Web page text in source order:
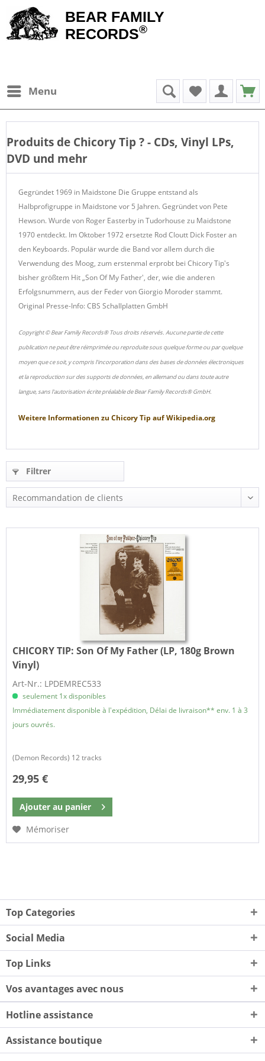
BEAR FAMILY
RECORDS®
Menu
Produits de Chicory Tip? - CDs, Vinyl LPs,
DVD und mehr
Gegründet 1969 in Maidstone Die Gruppe entstand als
Halbprofigruppe in Maidstone vor 5 Jahren. Gegründet von Pete
Hewson. Wurde von Roger Easterby in Tudorhouse zu Maidstone
1970 entdeckt. Im Oktober 1972 ersetzte Rod Cloutt Dick Foster an
den Keyboards. Populär wurde die Band vor allem durch die
Verwendung des Moog, zum erstenmal erprobt bei Chicory Tip's
bisher größtem Hit „Son Of My Father', der, wie die anderen
Erfolgsnummern, aus der Feder von Giorgio Moroder stammt.
Original Presse-Info: CBS Schallplatten GmbH
Copyright © Bear Family Records® Tous droits réservés. Aucune partie de cette
publication ne peut être réimprimée ou reproduite sous quelque forme ou par quelque
moyen que ce soit, y compris l'incorporation dans des bases de données électroniques
et la reproduction sur des supports de données, en allemand ou dans toute autre
langue, sans l'autorisation écrite préalable de Bear Family Records® GmbH.
Weitere Informationen zu Chicory Tip aufWikipedia.org
Filtrer
CHICORY TIP: Son Of My Father (LP, 180g Brown
Vinyl)
Art-Nr.: LPDEMREC533
seulement 1x disponibles
Immédiatement disponible à l'expédition, Délai de livraison** env. 1 à 3
jours ouvrés.
(Demon Records) 12 tracks
29,95 €
Ajouter au panier
Mémoriser
Top Categories
Social Media
Top Links
Vos avantages avec nous
Hotline assistance
Assistance boutique